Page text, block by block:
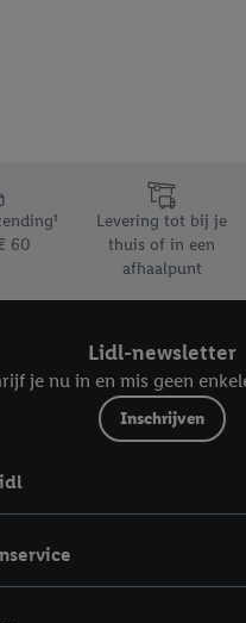
met de verschillende
60
Levering tot bij je
thuis of in een
afhaalpunt
Lidl-newsletter
je nu in en mis geen
Inschrijven
u in onze
privacyverklaring
hier.